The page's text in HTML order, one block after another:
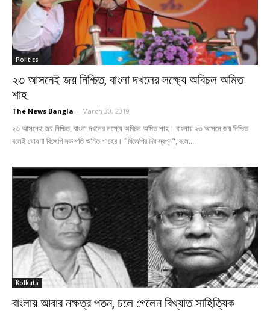
Politics
২৩ আসনেই জয় নিশ্চিত, বাংলা দখলের লক্ষ্যে অবিচল অমিত
শাহ
The News Bangla - March 30, 2019
২৩ আসনেই জয় নিশ্চিত, বাংলা দখলের লক্ষ্যে অবিচল অমিত শাহ। বাংলায় ২৩ আসনে জয় নিশ্চিত
বলেই ঘোষণা বিজেপি সভাপতি অমিত শাহের। "বিজেপির দিবাস্বপ্ন", বলে...
Kolkata
বাংলায় আবার নক্ষত্র পতন, চলে গেলেন বিখ্যাত সাহিত্যিক